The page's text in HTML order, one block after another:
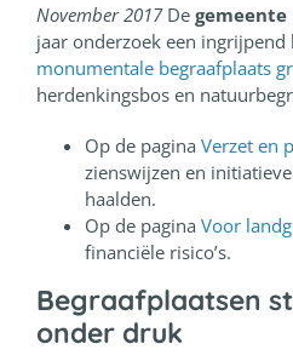
November 2017De
jaar onderzoek een ingrijpend
monumentale begraafplaats
herdenkingsbos en
Op de pagina Verzet en
zienswijzen en
haalden.
Op de pagina Voor
financiële risico’s.
Begraafplaatsen
onder druk